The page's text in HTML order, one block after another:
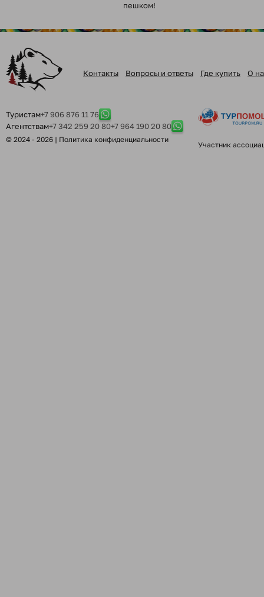
пешком!
Контакты Вопросы и ответы Где купить О
Туристам+7 906 876 11 76
Агентствам+7 342 259 20 80+7 964 190 20 80
© 2024 - 2026 | Политика конфиденциальности
Участник